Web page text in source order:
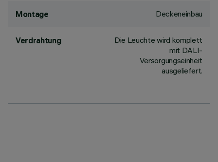
Montage Deckeneinbau
Verdrahtung
Die Leuchte wird komplett
mit DALI-
Versorgungseinheit
ausgeliefert.